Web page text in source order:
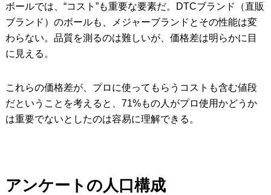
ボールでは、“コスト”も重要な要素だ。DTCブランド（直販
ブランド）のボールも、メジャーブランドとその性能は変
わらない。品質を測るのは難しいが、価格差は明らかに目
に見える。
これらの価格差が、プロに使ってもらうコストも含む値段
だということを考えると、71%もの人がプロ使用かどうか
は重要でないとしたのは容易に理解できる。
アンケートの人口構成